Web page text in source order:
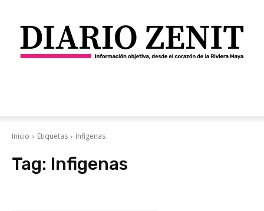
Inicio Etiquetas Infigenas
Tag: Infigenas